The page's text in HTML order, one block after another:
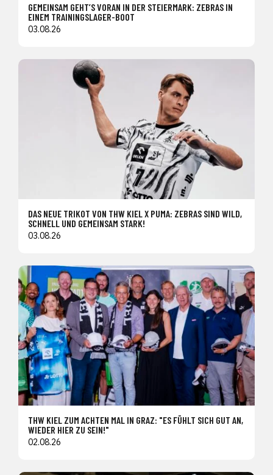
GEMEINSAM GEHT’S VORAN IN DER STEIERMARK: ZEBRAS IN
EINEM TRAININGSLAGER-BOOT
03.08.26
DAS NEUE TRIKOT VON THW KIEL X PUMA: ZEBRAS SIND WILD,
SCHNELL UND GEMEINSAM STARK!
03.08.26
THW KIEL ZUM ACHTEN MAL IN GRAZ: "ES FÜHLT SICH GUT AN,
WIEDER HIER ZU SEIN!"
02.08.26